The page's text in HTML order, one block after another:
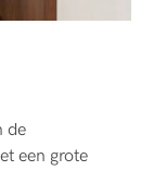
de
een grote